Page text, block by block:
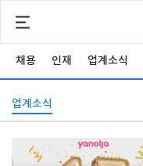
채용 인재 업계소식
업계소식